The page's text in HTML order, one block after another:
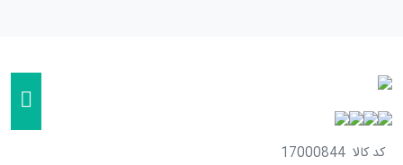
کد کالا 17000844